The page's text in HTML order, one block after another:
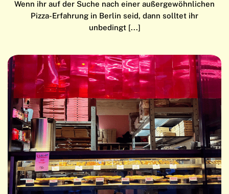
Wenn ihr auf der Suche nach einer außergewöhnlichen
Pizza-Erfahrung in Berlin seid, dann solltet ihr
unbedingt [...]